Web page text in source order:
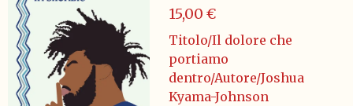
15,00 €
Titolo/Il dolore che
portiamo
dentro/Autore/Joshua
Kyama-Johnson